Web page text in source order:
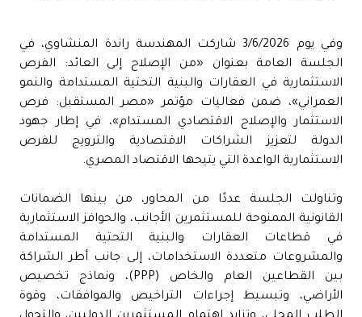
وفي يوم 3/6/2026 شاركت المهندسة راندة المنشاوي، في
الجلسة العامة بعنوان «من الإصلاح إلى العائد: الفرص
الاستثمارية في العقارات والبنية التحتية المستدامة والنمو
العمراني»، ضمن فعاليات مؤتمر «مصر المستقبل: فرص
الاستثمار والإصلاح الاقتصادي المستدام»، في إطار جهود
الدولة لتعزيز الشراكات الاقتصادية والترويج للفرص
الاستثمارية الواعدة التي يتيحها الاقتصاد المصري.
وتناولت الجلسة عددًا من المحاور، من بينها الضمانات
القانونية الممنوحة للمستثمرين الأجانب، والحوافز الاستثمارية
في قطاعات العقارات والبنية التحتية المستدامة
والمشروعات متعددة الاستخدامات، إلى جانب أطر الشراكة
بين القطاعين العام والخاص (PPP)، ونماذج تخصيص
الأراضي، وتبسيط إجراءات التراخيص والموافقات، وقوة